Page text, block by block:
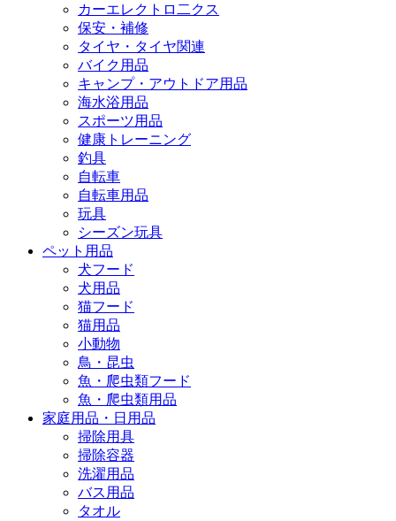
カーエレクトロ二クス
保安・補修
タイヤ・タイヤ関連
バイク用品
キャンプ・アウトドア用品
海水浴用品
スポーツ用品
健康トレーニング
釣具
自転車
自転車用品
玩具
シーズン玩具
ペット用品
犬フード
犬用品
猫フード
猫用品
小動物
鳥・昆虫
魚・爬虫類フード
魚・爬虫類用品
家庭用品・日用品
掃除用具
掃除容器
洗濯用品
バス用品
タオル